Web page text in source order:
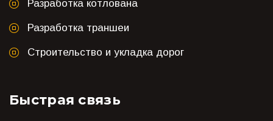
Разработка котлована
Разработка траншеи
Строительство и укладка дорог
Быстрая связь